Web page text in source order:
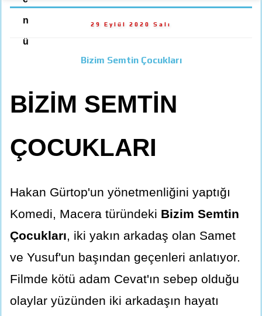
n
ü
29 Eylül 2020 Salı
Bizim Semtin Çocukları
BİZİM SEMTİN
ÇOCUKLARI
Hakan Gürtop'un yönetmenliğini yaptığı
Komedi, Macera türündeki Bizim Semtin
Çocukları, iki yakın arkadaş olan Samet
ve Yusuf'un başından geçenleri anlatıyor.
Filmde kötü adam Cevat'ın sebep olduğu
olaylar yüzünden iki arkadaşın hayatı